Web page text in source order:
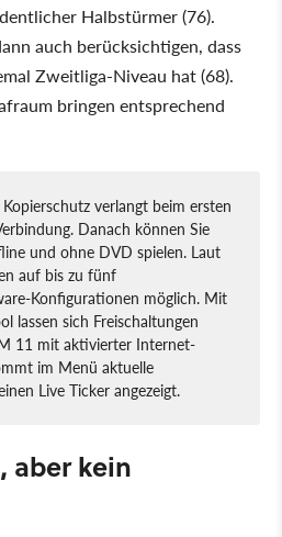
Halbstürmer (76).
auch berücksichtigen, dass
Zweitliga-Niveau hat (68).
bringen entsprechend
verlangt beim ersten
Danach können Sie
und ohne DVD spielen. Laut
auf bis zu fünf
Konfigurationen möglich. Mit
lassen sich Freischaltungen
11 mit aktivierter Internet-
im Menü aktuelle
Live Ticker angezeigt.
aber kein